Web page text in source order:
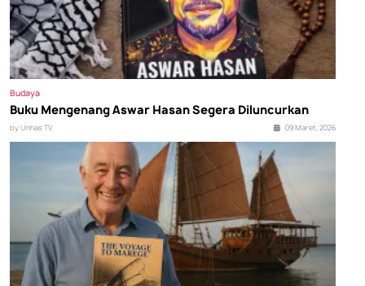
Budaya
Buku Mengenang Aswar Hasan Segera Diluncurkan
by Unhas TV 09 Maret, 2026